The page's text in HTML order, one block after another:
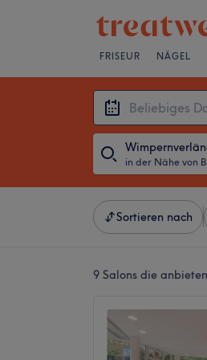
FRISEUR NÄGEL
Sortieren nach
9 Salons die